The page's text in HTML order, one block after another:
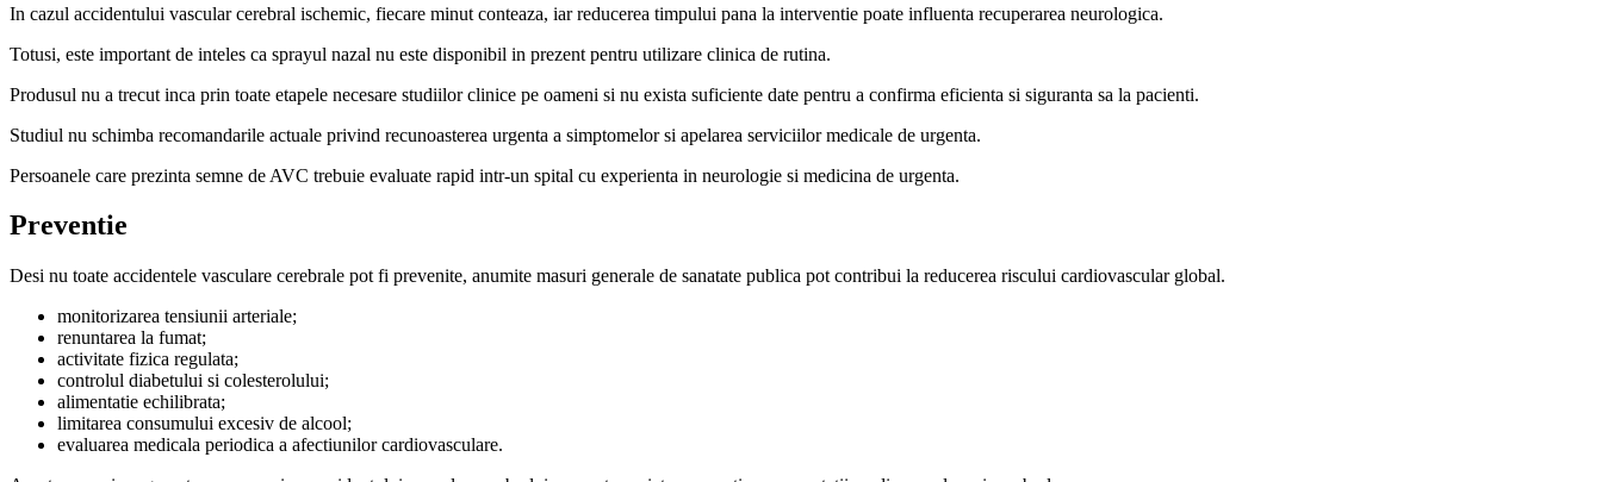
In cazul accidentului vascular cerebral ischemic, fiecare minut conteaza, iar reducerea timpului pana la interventie poate influenta recuperarea neurologica.
Totusi, este important de inteles ca sprayul nazal nu este disponibil in prezent pentru utilizare clinica de rutina.
Produsul nu a trecut inca prin toate etapele necesare studiilor clinice pe oameni si nu exista suficiente date pentru a confirma eficienta si siguranta sa la pacienti.
Studiul nu schimba recomandarile actuale privind recunoasterea urgenta a simptomelor si apelarea serviciilor medicale de urgenta.
Persoanele care prezinta semne de AVC trebuie evaluate rapid intr-un spital cu experienta in neurologie si medicina de urgenta.
Preventie
Desi nu toate accidentele vasculare cerebrale pot fi prevenite, anumite masuri generale de sanatate publica pot contribui la reducerea riscului cardiovascular global.
monitorizarea tensiunii arteriale;
renuntarea la fumat;
activitate fizica regulata;
controlul diabetului si colesterolului;
alimentatie echilibrata;
limitarea consumului excesiv de alcool;
evaluarea medicala periodica a afectiunilor cardiovasculare.